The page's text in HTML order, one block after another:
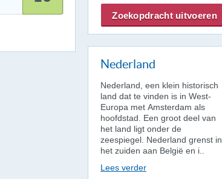
Nederland
Nederland, een klein historisch
land dat te vinden is in West-
Europa met Amsterdam als
hoofdstad. Een groot deel van
het land ligt onder de
zeespiegel. Nederland grenst in
het zuiden aan België en i..
Lees verder